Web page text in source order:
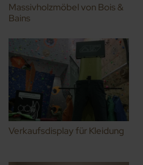
Massivholzmöbel von Bois &
Bains
Verkaufsdisplay für Kleidung